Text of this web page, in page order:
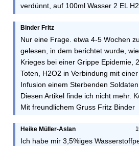
verdünnt, auf 100ml Wasser 2 EL
Binder Fritz
Nur eine Frage. etwa 4-5 Wochen
gelesen, in dem berichtet wurde,
Krieges bei einer Grippe Epidemie,
Toten, H2O2 in Verbindung mit
Infusion einem Sterbenden
Diesen Artikel finde ich nicht mehr.
Mit freundlichem Gruss Fritz Binder
Heike Müller-Aslan
Ich habe mir 3,5%iges